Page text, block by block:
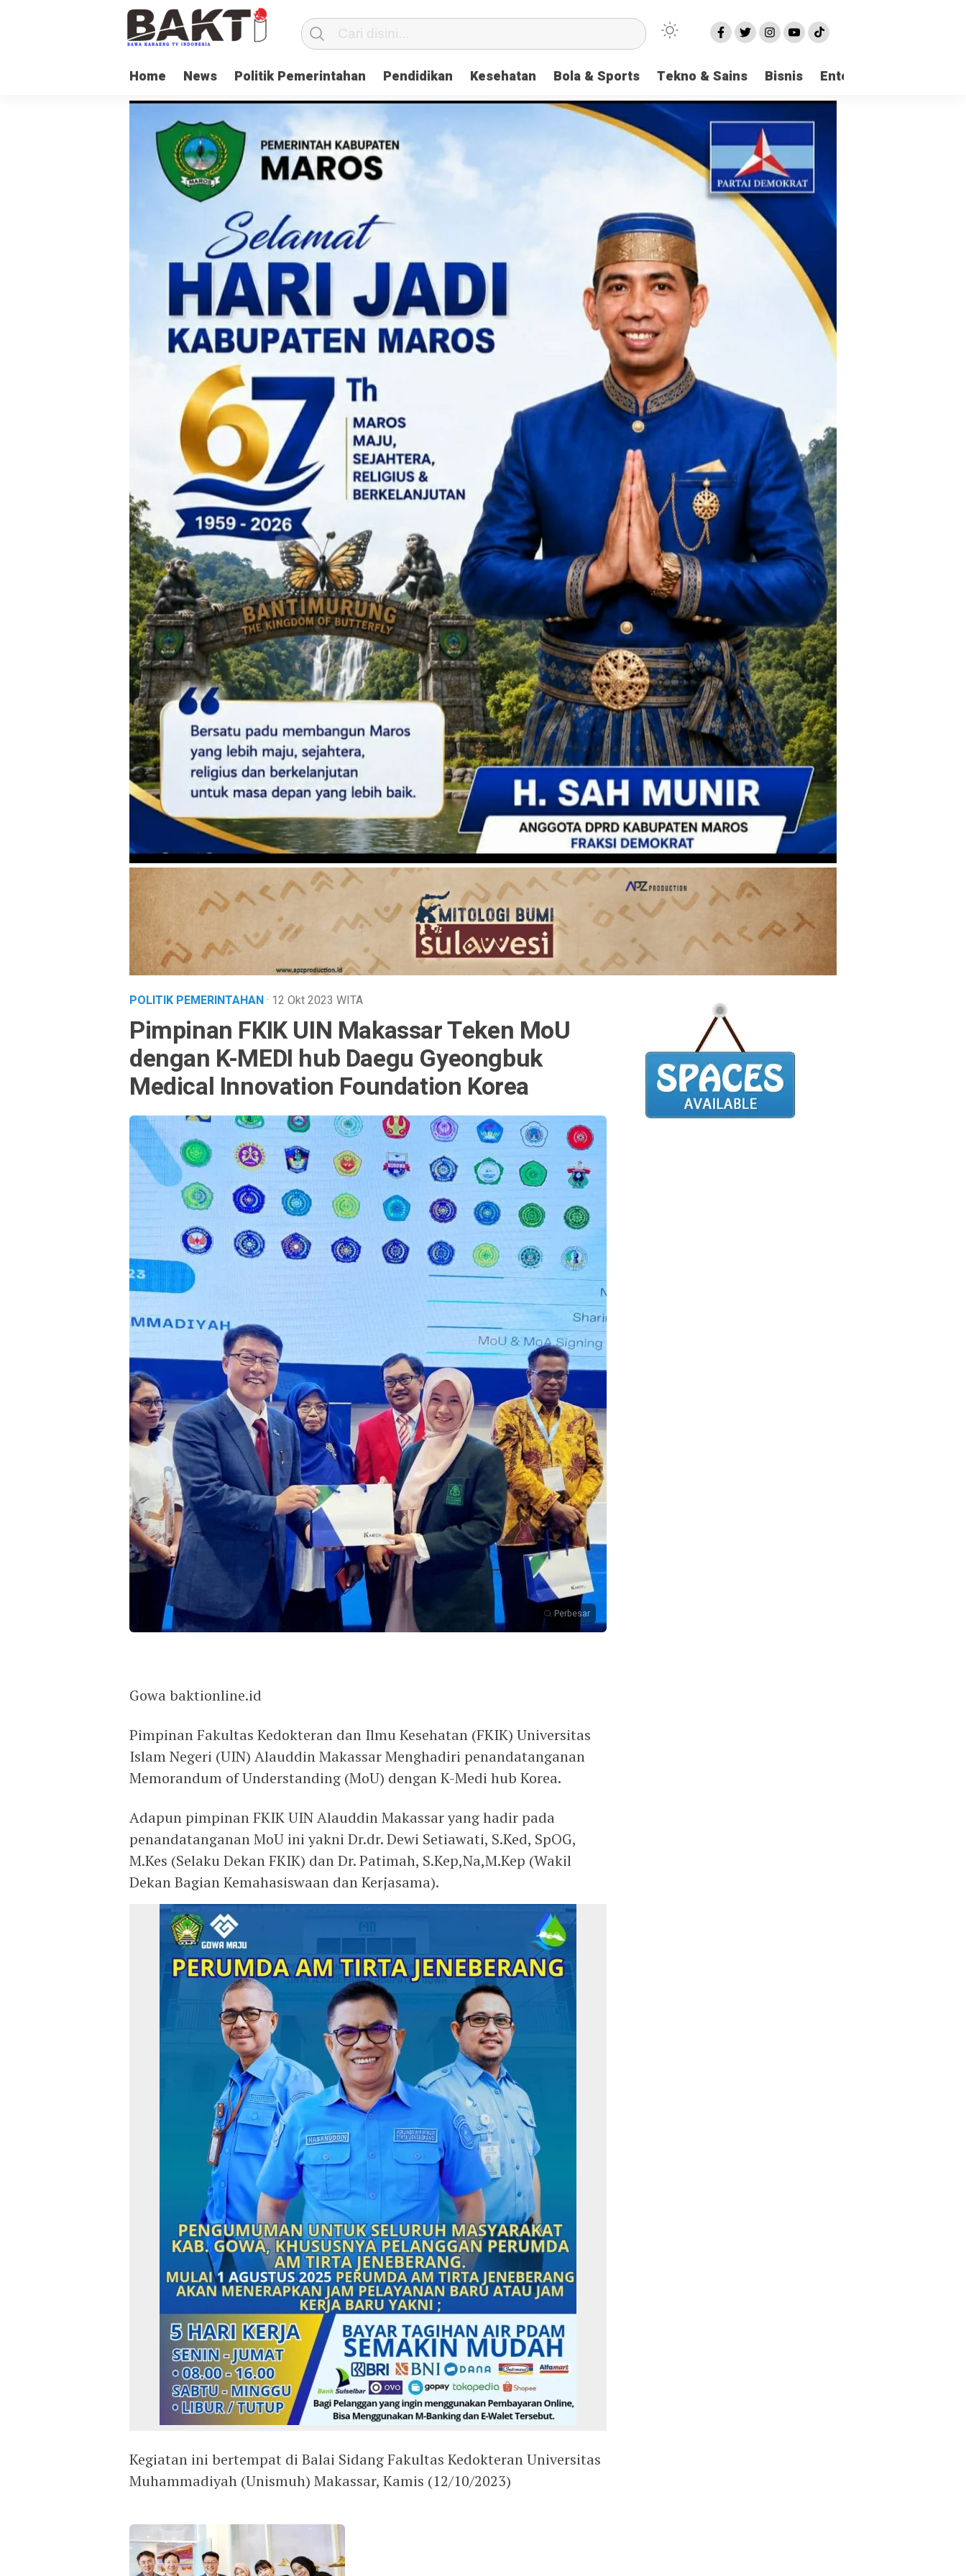
Home News Politik Pemerintahan Pendidikan Kesehatan Bola & Sports Tekno & Sains Bisnis Entertainment
POLITIK PEMERINTAHAN· 12 Okt 2023 WITA
Pimpinan FKIK UIN Makassar Teken MoU
dengan K-MEDI hub Daegu Gyeongbuk
Medical Innovation Foundation Korea
Perbesar
Gowa baktionline.id
Pimpinan Fakultas Kedokteran dan Ilmu Kesehatan (FKIK) Universitas
Islam Negeri (UIN) Alauddin Makassar Menghadiri penandatanganan
Memorandum of Understanding (MoU) dengan K-Medi hub Korea.
Adapun pimpinan FKIK UIN Alauddin Makassar yang hadir pada
penandatanganan MoU ini yakni Dr.dr. Dewi Setiawati, S.Ked, SpOG,
M.Kes (Selaku Dekan FKIK) dan Dr. Patimah, S.Kep,Na,M.Kep (Wakil
Dekan Bagian Kemahasiswaan dan Kerjasama).
Kegiatan ini bertempat di Balai Sidang Fakultas Kedokteran Universitas
Muhammadiyah (Unismuh) Makassar, Kamis (12/10/2023)